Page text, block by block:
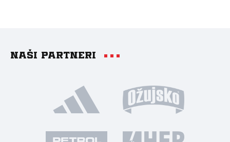
Naši partneri